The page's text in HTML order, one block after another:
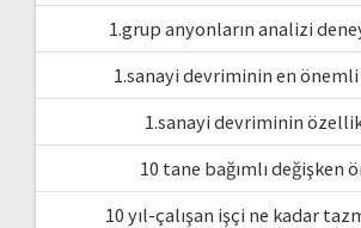
1.grup anyonların analizi
1.sanayi devriminin en
1.sanayi devriminin
10 tane bağımlı değişken
10 yıl-çalışan işçi ne kadar